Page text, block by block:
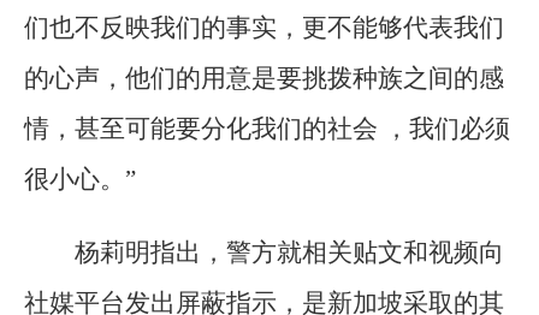
们也不反映我们的事实，更不能够代表我们
的心声，他们的用意是要挑拨种族之间的感
情，甚至可能要分化我们的社会 ，我们必须
很小心。”
杨莉明指出，警方就相关贴文和视频向
社媒平台发出屏蔽指示，是新加坡采取的其